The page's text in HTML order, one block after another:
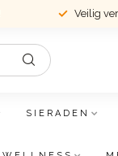
Veilig
SIERADEN